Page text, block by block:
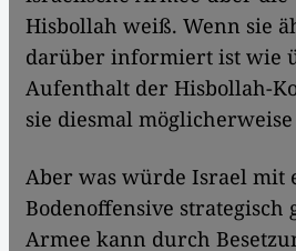
Hisbollah weiß. Wenn sie
darüber informiert ist wie
Aufenthalt der Hisbollah-
sie diesmal
Aber was würde Israel mit
Bodenoffensive strategisch
Armee kann durch